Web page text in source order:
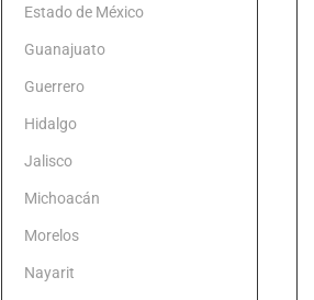
Estado de México
Guanajuato
Guerrero
Hidalgo
Jalisco
Michoacán
Morelos
Nayarit